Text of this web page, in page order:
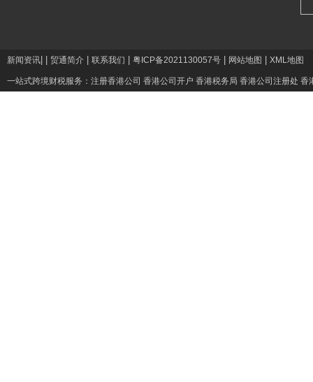
新闻资讯 贸通简介 联系我们 粤ICP备2021130057号 网站地图 XML地图
一站式跨境财税服务： 注册香港公司 香港公司开户 香港税务局 香港公司注册处 香